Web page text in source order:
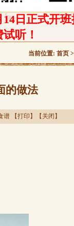
日正式开班
听！
当前位置: 首页 >
的做法
谱 【打印 】【 关闭 】